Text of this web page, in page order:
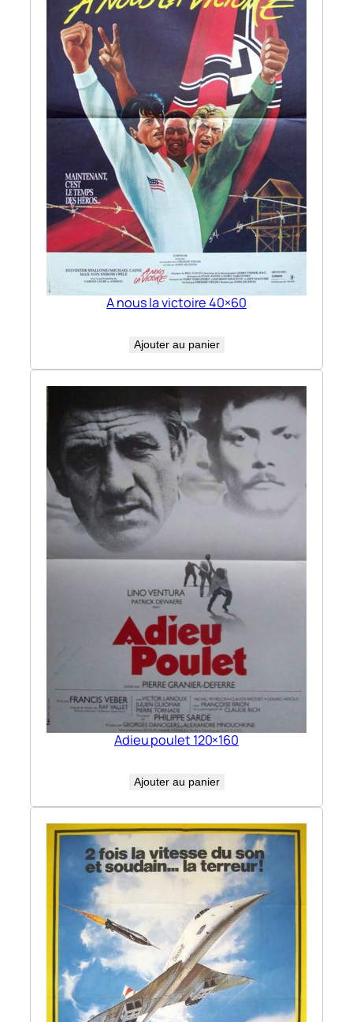
A nous la victoire 40×60
Ajouter au panier
Adieu poulet 120×160
Ajouter au panier